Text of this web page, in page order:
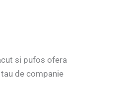
si pufos ofera
de companie